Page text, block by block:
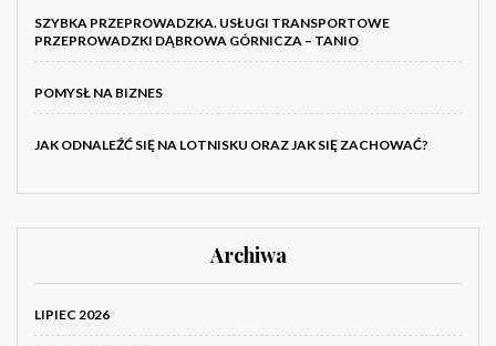
SZYBKA PRZEPROWADZKA. USŁUGI TRANSPORTOWE
PRZEPROWADZKI DĄBROWA GÓRNICZA – TANIO
POMYSŁ NA BIZNES
JAK ODNALEŹĆ SIĘ NA LOTNISKU ORAZ JAK SIĘ ZACHOWAĆ?
Archiwa
LIPIEC 2026